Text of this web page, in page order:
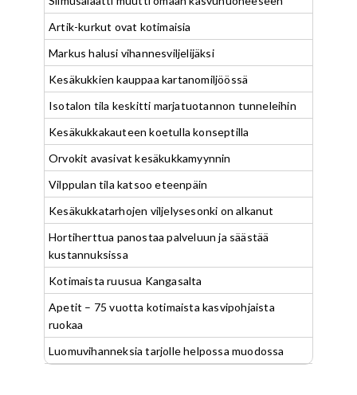
Artik-kurkut ovat kotimaisia
Markus halusi vihannesviljelijäksi
Kesäkukkien kauppaa kartanomiljöössä
Isotalon tila keskitti marjatuotannon tunneleihin
Kesäkukkakauteen koetulla konseptilla
Orvokit avasivat kesäkukkamyynnin
Vilppulan tila katsoo eteenpäin
Kesäkukkatarhojen viljelysesonki on alkanut
Hortiherttua panostaa palveluun ja säästää
kustannuksissa
Kotimaista ruusua Kangasalta
Apetit – 75 vuotta kotimaista kasvipohjaista
ruokaa
Luomuvihanneksia tarjolle helpossa muodossa